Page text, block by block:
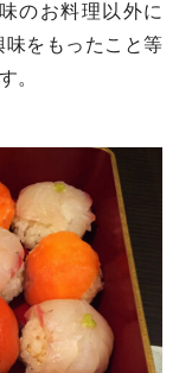
のお料理以外に
味をもったこと等
。